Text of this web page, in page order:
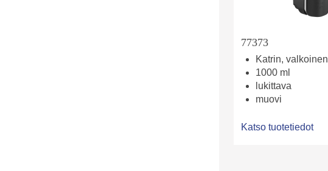
77373
Katrin, valkoinen
1000 ml
lukittava
muovi
Katso tuotetiedot